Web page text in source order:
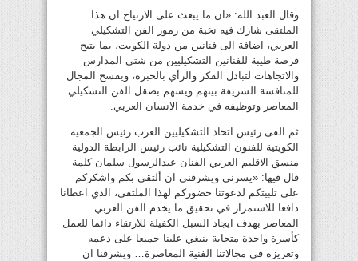
وقال العبد الله: «ان ما يبعث على الارتياح ان هذا
الملتقى شارك فيه نخبة من رموز الفن التشكيلي
العربي، اضافة الى فنانين من دولة الكويت، بما يتيح
فرصة طيبة للفنانين التشكيليين من شتى المدارس
والاتجاهات لتبادل الفكر والرأي بالخبرة، ويفسح المجال
للمنافسة الشريفة بينهم ويسهم بصقل الفن التشكيلي
المعاصر وتوظيفه في خدمة الانسان العربي.
ثم القى رئيس اتحاد التشكيليين العرب رئيس الجمعية
الكويتية للفنون التشكيلية نائب رئيس الرابطة الدولية
منسق الاقليم العربي الفنان عبدالرسول سلمان كلمة
قال فيها: «يسرني ويشرفني ان ألتقي بكم واشكركم
على تلبيتكم لدعوتنا حضوركم لهذا الملتقى، الذي اعطانا
دافعا للاستمرار في تحقيق ما يخدم الفن العربي
المعاصر بهدف ايجاد السبل الكفيلة للارتقاء دائما للعمل
كأسرة واحدة متحابة ينبغي علينا جميعا على دعمه
وتعزيزه في مجالاتنا الفنية المعاصرة… ويشرفنا ان